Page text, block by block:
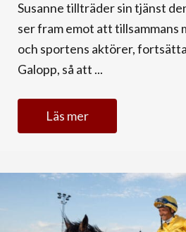
Susanne tillträder sin tjänst
ser fram emot att tillsammans
och sportens aktörer,
Galopp, så att ...
Läs mer